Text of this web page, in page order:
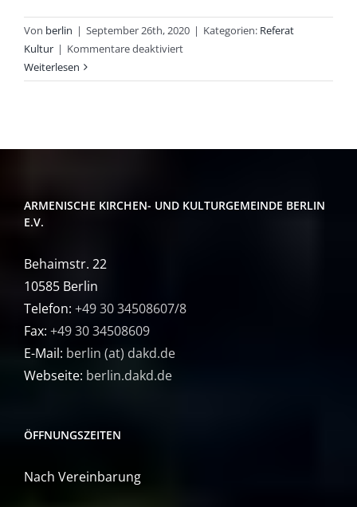
Von berlin | September 26th, 2020 | Kategorien: Referat
Kultur | Kommentare deaktiviertfür
Vardapets
Weiterlesen
ARMENISCHE KIRCHEN- UND KULTURGEMEINDE BERLIN
E.V.
Behaimstr. 22
10585 Berlin
Telefon: +49 30 34508607/8
Fax: +49 30 34508609
E-Mail: berlin (at) dakd.de
Webseite: berlin.dakd.de
ÖFFNUNGSZEITEN
Nach Vereinbarung